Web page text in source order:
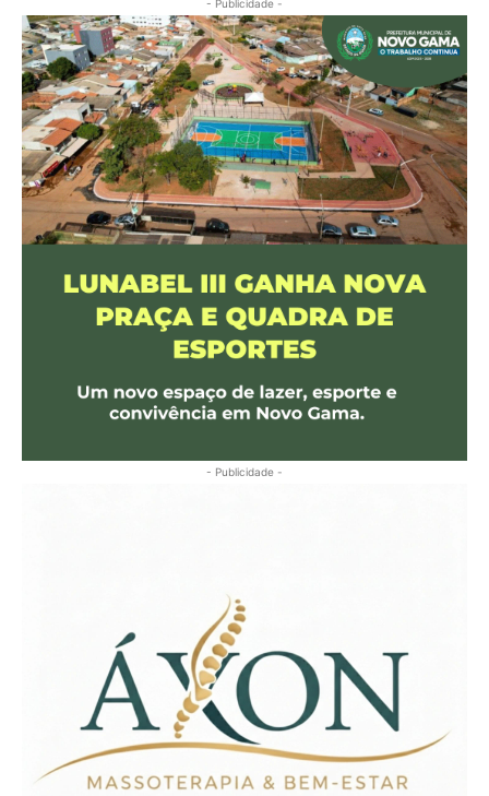
- Publicidade -
- Publicidade -